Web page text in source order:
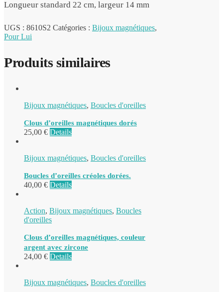
Longueur standard 22 cm, largeur 14 mm
UGS : 8610S2 Catégories : Bijoux magnétiques,
Pour Lui
Produits similaires
Bijoux magnétiques, Boucles d'oreilles
Clous d’oreilles magnétiques dorés
25,00 € Details
Bijoux magnétiques, Boucles d'oreilles
Boucles d’oreilles créoles dorées.
40,00 € Details
Action, Bijoux magnétiques, Boucles
d'oreilles
Clous d’oreilles magnétiques, couleur
argent avec zircone
24,00 € Details
Bijoux magnétiques, Boucles d'oreilles